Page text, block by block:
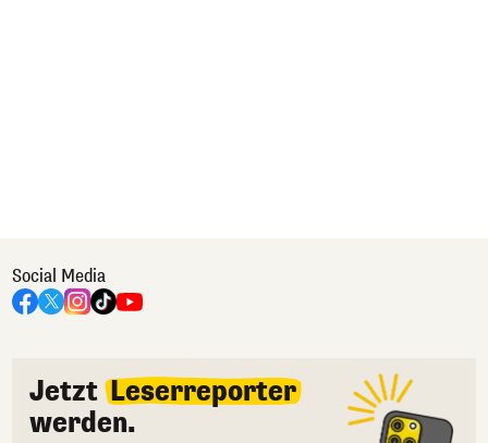
Social Media
Jetzt Leserreporter
werden.